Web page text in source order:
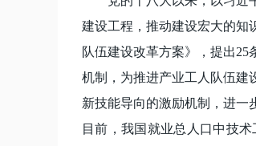
建设工程，推动建设宏大的知
队伍建设改革方案》，提出
机制，为推进产业工人队伍建
新技能导向的激励机制，进一
目前，我国就业总人口中技